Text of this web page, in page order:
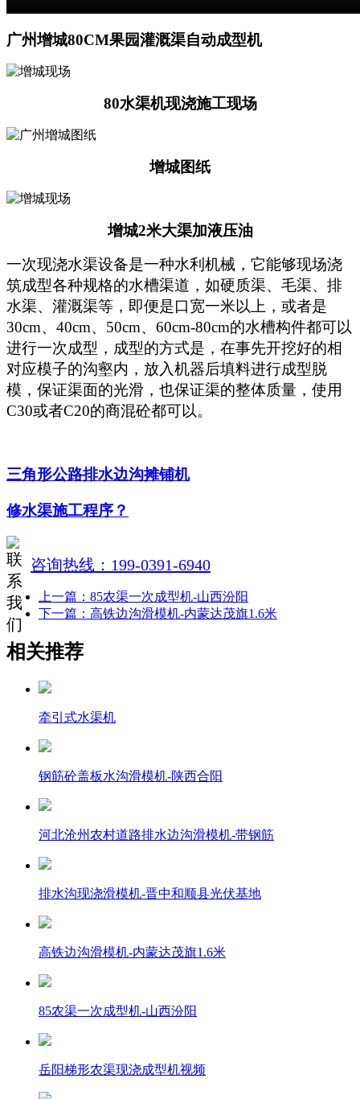
广州增城80CM果园灌溉渠自动成型机
80水渠机现浇施工现场
增城图纸
增城2米大渠加液压油
一次现浇水渠设备是一种水利机械，它能够现场浇
筑成型各种规格的水槽渠道，如硬质渠、毛渠、排
水渠、灌溉渠等，即便是口宽一米以上，或者是
30cm、40cm、50cm、60cm-80cm的水槽构件都可以
进行一次成型，成型的方式是，在事先开挖好的相
对应模子的沟壑内，放入机器后填料进行成型脱
模，保证渠面的光滑，也保证渠的整体质量，使用
C30或者C20的商混砼都可以。
三角形公路排水边沟摊铺机
修水渠施工程序？
咨询热线：199-0391-6940
上一篇：85农渠一次成型机-山西汾阳
下一篇：高铁边沟滑模机-内蒙达茂旗1.6米
相关推荐
牵引式水渠机
钢筋砼盖板水沟滑模机-陕西合阳
河北沧州农村道路排水边沟滑模机-带钢筋
排水沟现浇滑模机-晋中和顺县光伏基地
高铁边沟滑模机-内蒙达茂旗1.6米
85农渠一次成型机-山西汾阳
岳阳梯形农渠现浇成型机视频